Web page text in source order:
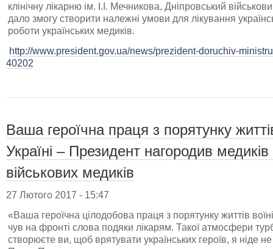
клінічну лікарню ім. І.І. Мечникова, Дніпровський
дало змогу створити належні умови для лікування
роботи українських медиків.
http://www.president.gov.ua/news/prezident-doruchiv-
40202
Ваша героїчна праця з порятунку
Україні – Президент нагородив
військових медиків
27 Лютого 2017 - 15:47
«Ваша героїчна цілодобова праця з порятунку життів
чув на фронті слова подяки лікарям. Такої атмосфери
створюєте ви, щоб врятувати українських героїв, я ніде